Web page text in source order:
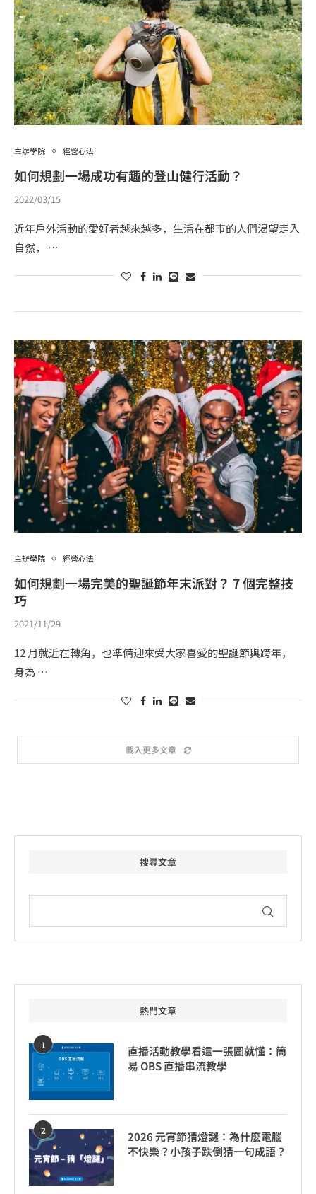
主辦學院 經營心法
如何規劃一場成功有趣的登山健行活動？
2022/03/15
近年戶外活動的愛好者越來越多，生活在都市的人們渴望走入
自然， …
主辦學院 經營心法
如何規劃一場完美的聖誕節年末派對？ 7 個完整技
巧
2021/11/29
12 月就近在轉角，也準備迎來受大家喜愛的聖誕節與跨年，
身為 …
載入更多文章
搜尋文章
熱門文章
1
直播活動教學看這一張圖就懂：簡
易 OBS 直播串流教學
2
2026 元宵節猜燈謎：為什麼電腦
不快樂？小孩子跌倒猜一句成語？